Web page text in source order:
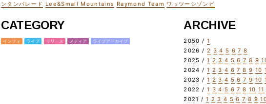
ンタンパレード Lee&Small Mountains Raymond Team ワッツーシゾンビ
CATEGORY
インフォ ライブ リリース メディア ライブアーカイブ
ARCHIVE
2050 / 1
2026 / 2 3 4 5 6 7 8
2025 / 1 2 3 4 5 6 7 8 9
2024 / 1 2 3 4 6 7 8 9 10
2023 / 1 2 3 4 5 6 7 9 10
2022 / 1 3 4 5 6 7 8 10 11
2021 / 1 2 3 4 5 6 7 8 9